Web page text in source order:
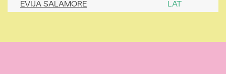
EVIJA SALAMORE LAT